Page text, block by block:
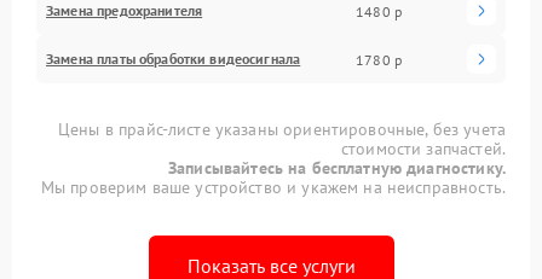
Замена предохранителя 1480 р
Замена платы обработки видеосигнала 1780 р
Цены в прайс-листе указаны ориентировочные, без учета
стоимости запчастей.
Записывайтесь на бесплатную диагностику.
Мы проверим ваше устройство и укажем на неисправность.
Показать все услуги